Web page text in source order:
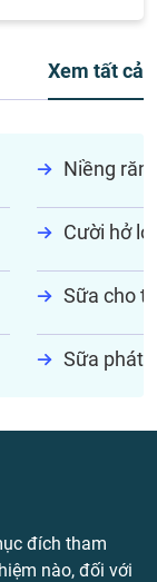
Xem tất cả
Niềng
Cười hở lợi
Sữa cho
Sữa phát
đích tham
nào, đối với